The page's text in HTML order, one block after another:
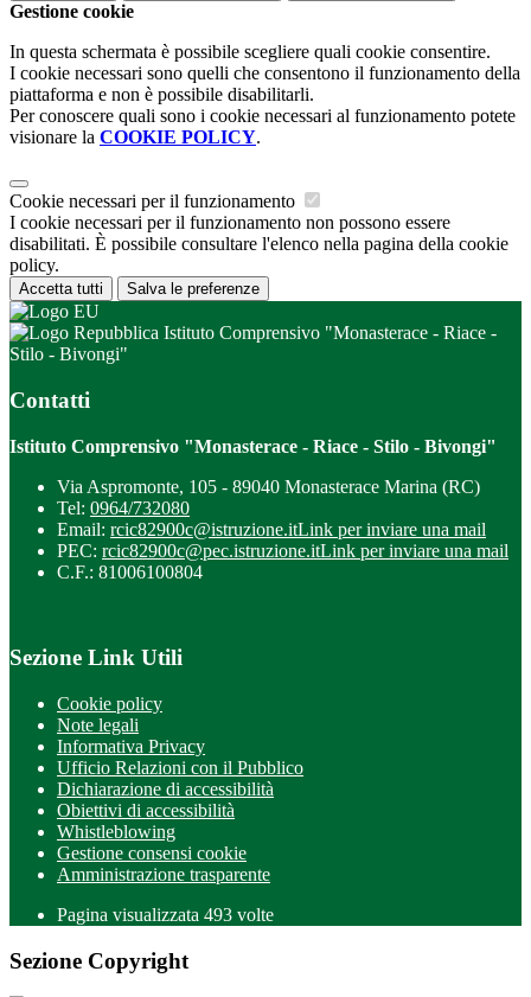
Gestione cookie
In questa schermata è possibile scegliere quali cookie consentire.
I cookie necessari sono quelli che consentono il funzionamento della
piattaforma e non è possibile disabilitarli.
Per conoscere quali sono i cookie necessari al funzionamento potete
visionare la COOKIE POLICY.
Cookie necessari per il funzionamento
I cookie necessari per il funzionamento non possono essere
disabilitati. È possibile consultare l'elenco nella pagina della cookie
policy.
Accetta tutti Salva le preferenze
Istituto Comprensivo "Monasterace - Riace -
Stilo - Bivongi"
Contatti
Istituto Comprensivo "Monasterace - Riace - Stilo - Bivongi"
Via Aspromonte, 105 - 89040 Monasterace Marina (RC)
Tel: 0964/732080
Email: rcic82900c@istruzione.itLink per inviare una mail
PEC: rcic82900c@pec.istruzione.itLink per inviare una mail
C.F.: 81006100804
Sezione Link Utili
Cookie policy
Note legali
Informativa Privacy
Ufficio Relazioni con il Pubblico
Dichiarazione di accessibilità
Obiettivi di accessibilità
Whistleblowing
Gestione consensi cookie
Amministrazione trasparente
Pagina visualizzata 493 volte
Sezione Copyright